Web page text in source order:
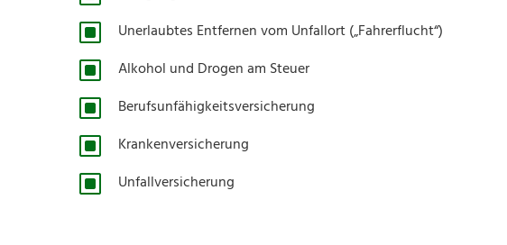
W Unerlaubtes Entfernen vom Unfallort („Fahrerflucht“)
W Alkohol und Drogen am Steuer
W Berufsunfähigkeitsversicherung
W Krankenversicherung
W Unfallversicherung